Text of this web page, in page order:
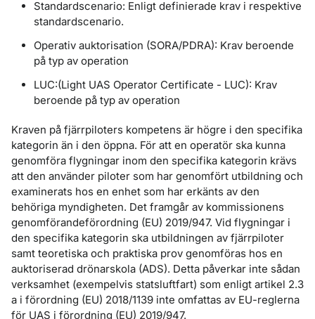
Standardscenario: Enligt definierade krav i respektive
standardscenario.
Operativ auktorisation (SORA/PDRA): Krav beroende
på typ av operation
LUC:(Light UAS Operator Certificate - LUC): Krav
beroende på typ av operation
Kraven på fjärrpiloters kompetens är högre i den specifika
kategorin än i den öppna. För att en operatör ska kunna
genomföra flygningar inom den specifika kategorin krävs
att den använder piloter som har genomfört utbildning och
examinerats hos en enhet som har erkänts av den
behöriga myndigheten. Det framgår av kommissionens
genomförandeförordning (EU) 2019/947. Vid flygningar i
den specifika kategorin ska utbildningen av fjärrpiloter
samt teoretiska och praktiska prov genomföras hos en
auktoriserad drönarskola (ADS). Detta påverkar inte sådan
verksamhet (exempelvis statsluftfart) som enligt artikel 2.3
a i förordning (EU) 2018/1139 inte omfattas av EU-reglerna
för UAS i förordning (EU) 2019/947.